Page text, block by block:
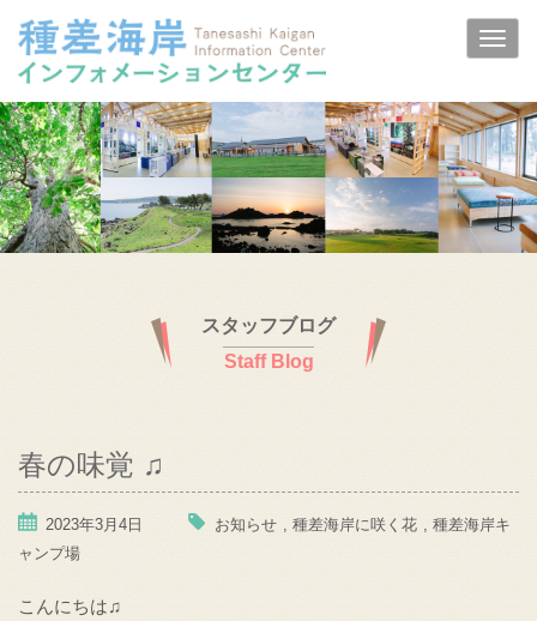
スタッフブログ
Staff Blog
春の味覚 ♫
2023年3月4日 お知らせ , 種差海岸に咲く花 , 種差海岸キ
ャンプ場
こんにちは♫